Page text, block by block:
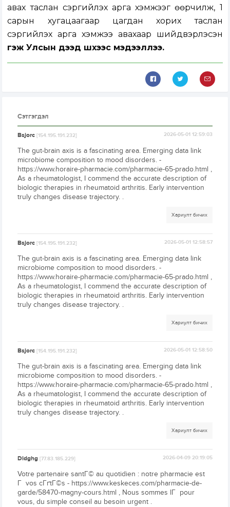
авах таслан сэргийлэх арга хэмжээг өөрчилж, 1
сарын хугацаагаар цагдан хорих таслан
сэргийлэх арга хэмжээ авахаар шийдвэрлэсэн
гэж Улсын дээд шүүхээс мэдээллээ.
Сэтгэгдэл
Bsjorc[154.195.191.232] 2026-05-01 12:59:03
The gut-brain axis is a fascinating area. Emerging data link
microbiome composition to mood disorders. -
https://www.horaire-pharmacie.com/pharmacie-65-prado.html ,
As a rheumatologist, I commend the accurate description of
biologic therapies in rheumatoid arthritis. Early intervention
truly changes disease trajectory. .
Хариулт бичих
Bsjorc[154.195.191.232] 2026-05-01 12:58:57
The gut-brain axis is a fascinating area. Emerging data link
microbiome composition to mood disorders. -
https://www.horaire-pharmacie.com/pharmacie-65-prado.html ,
As a rheumatologist, I commend the accurate description of
biologic therapies in rheumatoid arthritis. Early intervention
truly changes disease trajectory. .
Хариулт бичих
Bsjorc[154.195.191.232] 2026-05-01 12:58:50
The gut-brain axis is a fascinating area. Emerging data link
microbiome composition to mood disorders. -
https://www.horaire-pharmacie.com/pharmacie-65-prado.html ,
As a rheumatologist, I commend the accurate description of
biologic therapies in rheumatoid arthritis. Early intervention
truly changes disease trajectory. .
Хариулт бичих
Dldghg[77.83.185.229] 2026-04-09 20:19:05
Votre partenaire santГ© au quotidien : notre pharmacie est
Г vos cГґtГ©s - https://www.keskeces.com/pharmacie-de-
garde/58470-magny-cours.html , Nous sommes lГ pour
vous, du simple conseil au besoin urgent .